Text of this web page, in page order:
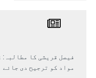
فیصل قریشی کا
مواد کو ترجیح دی جائے